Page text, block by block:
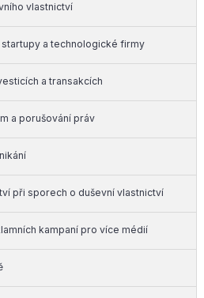
vlastnictví
a technologické firmy
a transakcích
a porušování práv
při sporech o duševní vlastnictví
kampaní pro více médií